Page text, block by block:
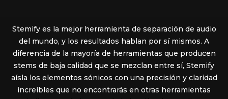
Stemify es la mejor herramienta de separación de audio
del mundo, y los resultados hablan por sí mismos. A
diferencia de la mayoría de herramientas que producen
stems de baja calidad que se mezclan entre sí, Stemify
aísla los elementos sónicos con una precisión y claridad
increíbles que no encontrarás en otras herramientas